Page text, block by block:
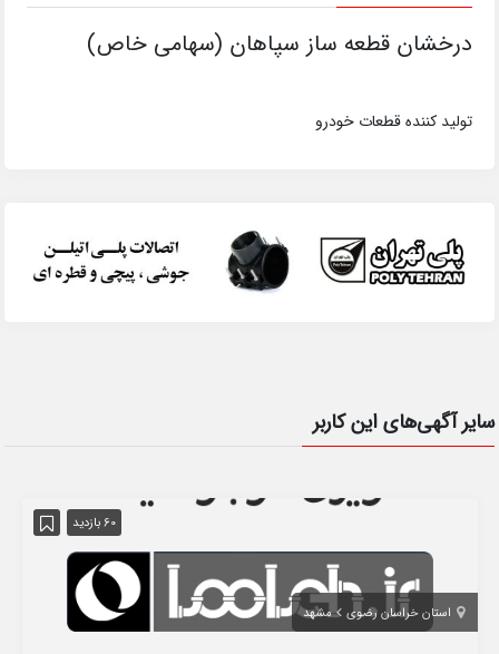
درخشان قطعه ساز سپاهان (سهامی خاص)
تولید کننده قطعات خودرو
سایر آگهی‌های این کاربر
60 بازدید
استان خراسان رضوی مشهد